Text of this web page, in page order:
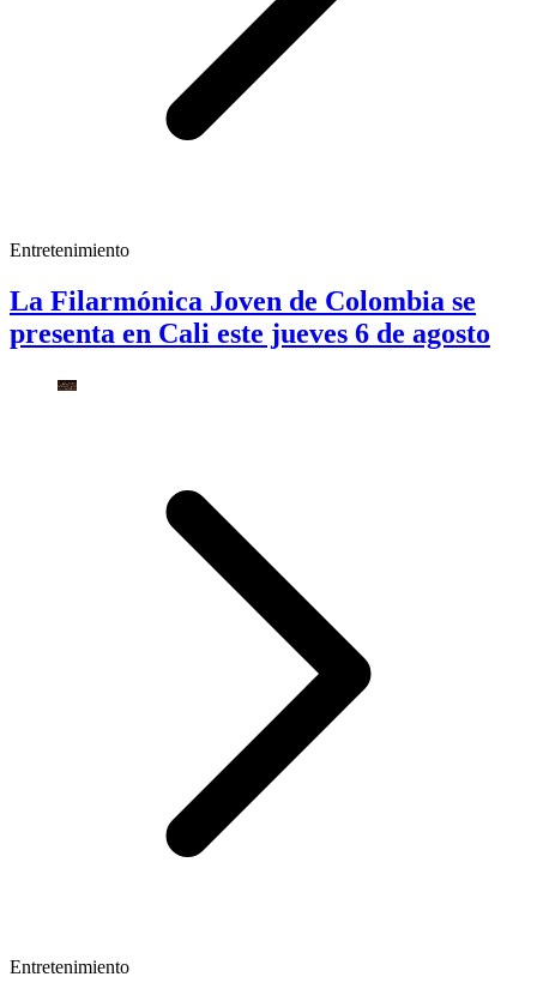
Entretenimiento
La Filarmónica Joven de Colombia se
presenta en Cali este jueves 6 de agosto
Entretenimiento